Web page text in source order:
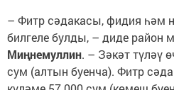
– Фитр сәдакасы, фидия һәм
билгеле булды, – диде район
Миңнемуллин. – Зәкәт түләү
сум (алтын буенча). Фитр